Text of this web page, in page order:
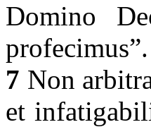
Domino
profecimus”.
7 Non
et